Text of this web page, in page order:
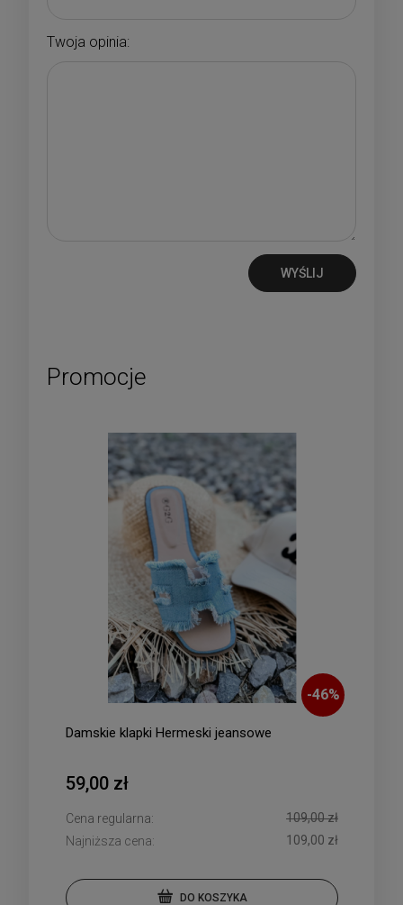
Twoja opinia:
WYŚLIJ
Promocje
-46%
Damskie klapki Hermeski jeansowe
59,00 zł
Cena regularna:
109,00 zł
Najniższa cena:
109,00 zł
DO KOSZYKA